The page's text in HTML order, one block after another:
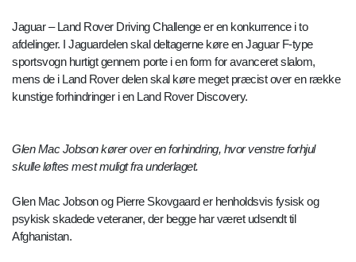
Jaguar – Land Rover Driving Challenge er en konkurrence i to
afdelinger. I Jaguardelen skal deltagerne køre en Jaguar F-type
sportsvogn hurtigt gennem porte i en form for avanceret slalom,
mens de i Land Rover delen skal køre meget præcist over en række
kunstige forhindringer i en Land Rover Discovery.
Glen Mac Jobson kører over en forhindring, hvor venstre forhjul
skulle løftes mest muligt fra underlaget.
Glen Mac Jobson og Pierre Skovgaard er henholdsvis fysisk og
psykisk skadede veteraner, der begge har været udsendt til
Afghanistan.